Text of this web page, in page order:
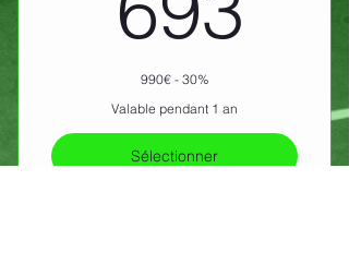
990€ - 30%
Valable pendant 1 an
Sélectionner